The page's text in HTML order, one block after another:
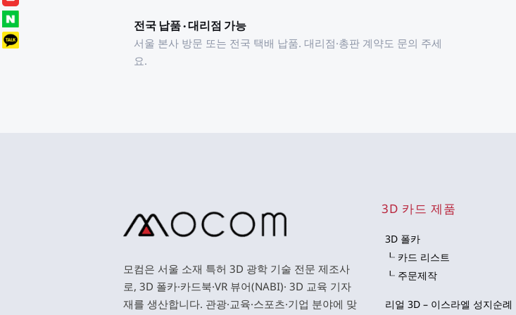
전국 납품 · 대리점 가능
서울 본사 방문 또는 전국 택배 납품. 대리점·총판 계약도 문의 주세
요.
모컴은 서울 소재 특허 3D 광학 기술 전문 제조사
로, 3D 폴카·카드북·VR 뷰어(NABI)· 3D 교육 기자
재를 생산합니다. 관광·교육·스포츠·기업 분야에 맞
3D 카드 제품
3D 폴카
┖ 카드 리스트
┖ 주문제작
리얼 3D – 이스라엘 성지순례